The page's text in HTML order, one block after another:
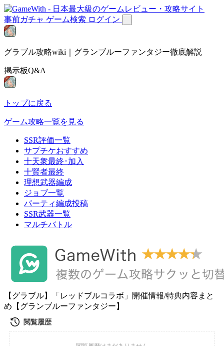
事前ガチャ ゲーム検索 ログイン
グラブル攻略wiki｜グランブルーファンタジー徹底解説
掲示板Q&A
トップに戻る
ゲーム攻略一覧を見る
SSR評価一覧
サプチケおすすめ
十天衆最終･加入
十賢者最終
理想武器編成
ジョブ一覧
パーティ編成投稿
SSR武器一覧
マルチバトル
【グラブル】「レッドブルコラボ」開催情報/特典内容まと
め【グランブルーファンタジー】